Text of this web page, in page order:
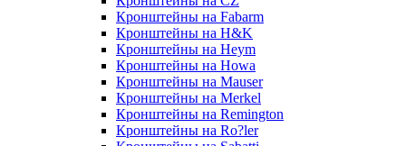
Кронштейны на Fabarm
Кронштейны на H&K
Кронштейны на Heym
Кронштейны на Howa
Кронштейны на Mauser
Кронштейны на Merkel
Кронштейны на Remington
Кронштейны на Ro?ler